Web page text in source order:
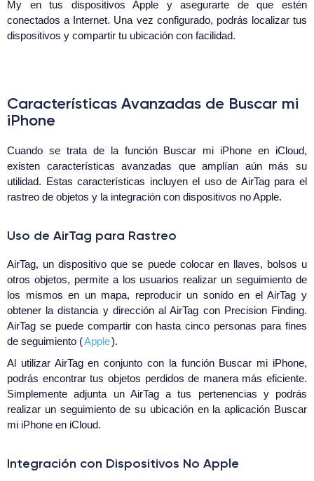
My en tus dispositivos Apple y asegurarte de que estén
conectados a Internet. Una vez configurado, podrás localizar tus
dispositivos y compartir tu ubicación con facilidad.
Características Avanzadas de Buscar mi
iPhone
Cuando se trata de la función Buscar mi iPhone en iCloud,
existen características avanzadas que amplían aún más su
utilidad. Estas características incluyen el uso de AirTag para el
rastreo de objetos y la integración con dispositivos no Apple.
Uso de AirTag para Rastreo
AirTag, un dispositivo que se puede colocar en llaves, bolsos u
otros objetos, permite a los usuarios realizar un seguimiento de
los mismos en un mapa, reproducir un sonido en el AirTag y
obtener la distancia y dirección al AirTag con Precision Finding.
AirTag se puede compartir con hasta cinco personas para fines
de seguimiento (Apple).
Al utilizar AirTag en conjunto con la función Buscar mi iPhone,
podrás encontrar tus objetos perdidos de manera más eficiente.
Simplemente adjunta un AirTag a tus pertenencias y podrás
realizar un seguimiento de su ubicación en la aplicación Buscar
mi iPhone en iCloud.
Integración con Dispositivos No Apple